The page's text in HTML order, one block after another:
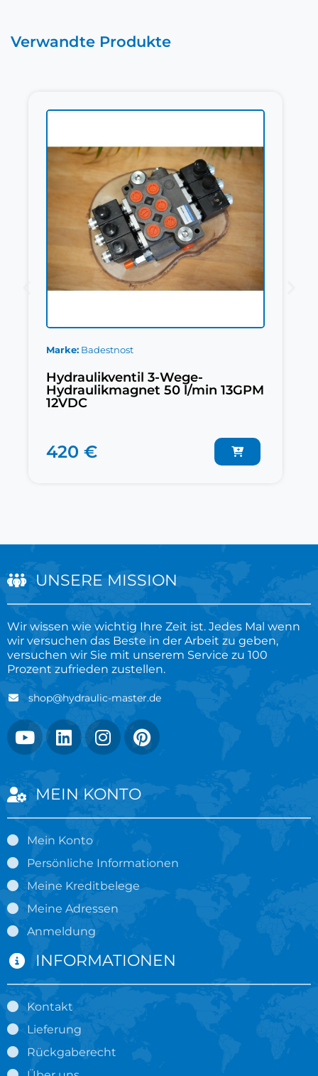
Verwandte Produkte
Marke Badestnost
Hydraulikventil 3-Wege-
Hydraulikmagnet 50 l/min 13GPM
12VDC
420 €
UNSERE MISSION
Wir wissen wie wichtig Ihre Zeit ist. Jedes Mal wenn
wir versuchen das Beste in der Arbeit zu geben,
versuchen wir Sie mit unserem Service zu 100
Prozent zufrieden zustellen.
shop@hydraulic-master.de
MEIN KONTO
Mein Konto
Persönliche Informationen
Meine Kreditbelege
Meine Adressen
Anmeldung
INFORMATIONEN
Kontakt
Lieferung
Rückgaberecht